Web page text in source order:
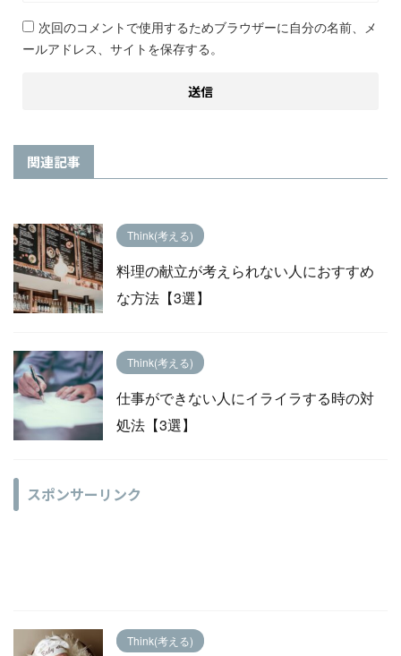
次回のコメントで使用するためブラウザーに自分の名前、メ
ールアドレス、サイトを保存する。
関連記事
Think(考える)
料理の献立が考えられない人におすすめ
な方法【3選】
Think(考える)
仕事ができない人にイライラする時の対
処法【3選】
スポンサーリンク
Think(考える)